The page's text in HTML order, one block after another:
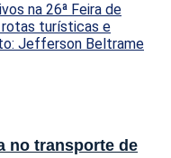
no transporte de